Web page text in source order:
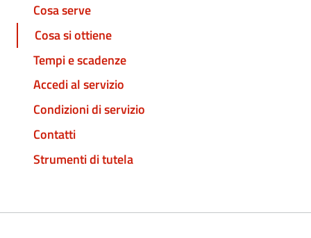
Cosa serve
Cosa si ottiene
Tempi e scadenze
Accedi al servizio
Condizioni di servizio
Contatti
Strumenti di tutela